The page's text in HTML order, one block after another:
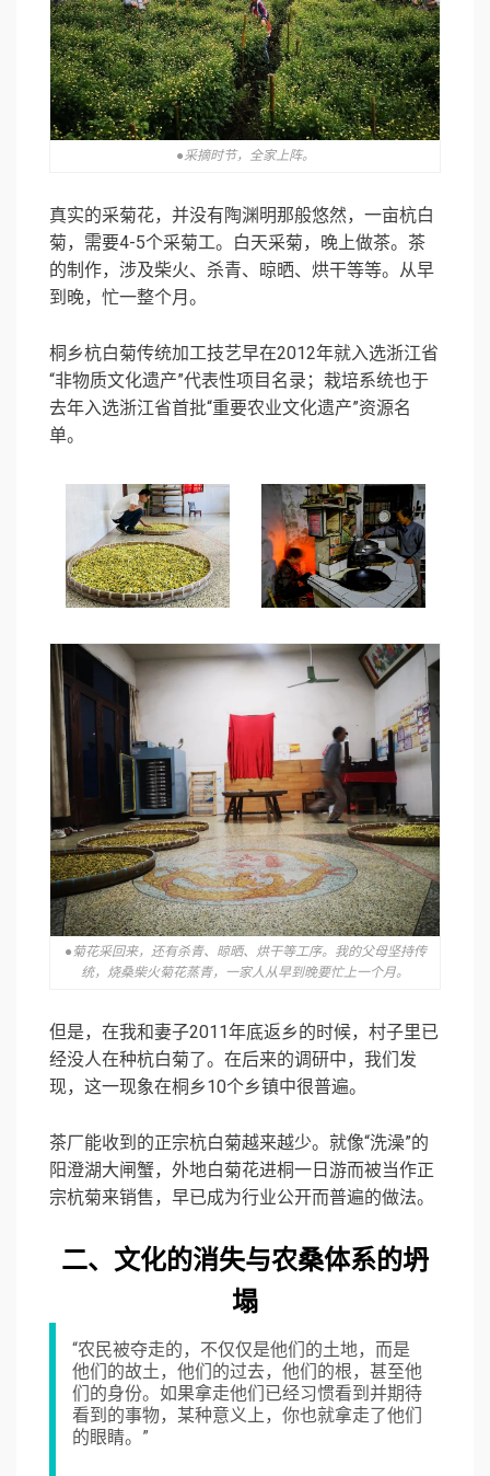
●采摘时节，全家上阵。
真实的采菊花，并没有陶渊明那般悠然，一亩杭白
菊，需要4-5个采菊工。白天采菊，晚上做茶。茶
的制作，涉及柴火、杀青、晾晒、烘干等等。从早
到晚，忙一整个月。
桐乡杭白菊传统加工技艺早在2012年就入选浙江省
“非物质文化遗产”代表性项目名录；栽培系统也于
去年入选浙江省首批“重要农业文化遗产”资源名
单。
●菊花采回来，还有杀青、晾晒、烘干等工序。我的父母坚持传
统，烧桑柴火菊花蒸青，一家人从早到晚要忙上一个月。
但是，在我和妻子2011年底返乡的时候，村子里已
经没人在种杭白菊了。在后来的调研中，我们发
现，这一现象在桐乡10个乡镇中很普遍。
茶厂能收到的正宗杭白菊越来越少。就像“洗澡”的
阳澄湖大闸蟹，外地白菊花进桐一日游而被当作正
宗杭菊来销售，早已成为行业公开而普遍的做法。
二、文化的消失与农桑体系的坍
塌
“农民被夺走的，不仅仅是他们的土地，而是
他们的故土，他们的过去，他们的根，甚至他
们的身份。如果拿走他们已经习惯看到并期待
看到的事物，某种意义上，你也就拿走了他们
的眼睛。”